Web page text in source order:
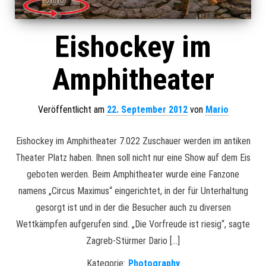
Eishockey im
Amphitheater
Veröffentlicht am 22. September 2012von Mario
Eishockey im Amphitheater 7.022 Zuschauer werden im antiken
Theater Platz haben. Ihnen soll nicht nur eine Show auf dem Eis
geboten werden. Beim Amphitheater wurde eine Fanzone
namens „Circus Maximus“ eingerichtet, in der für Unterhaltung
gesorgt ist und in der die Besucher auch zu diversen
Wettkämpfen aufgerufen sind. „Die Vorfreude ist riesig“, sagte
Zagreb-Stürmer Dario […]
Kategorie: Photography